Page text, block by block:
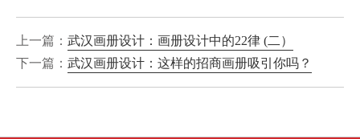
上一篇： 武汉画册设计：画册设计中的22律 (二）
下一篇： 武汉画册设计：这样的招商画册吸引你吗？